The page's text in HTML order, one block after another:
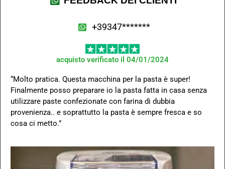
+39347*******
acquisto verificato il 04/01/2024
“Molto pratica. Questa macchina per la pasta è super!
Finalmente posso preparare io la pasta fatta in casa senza
utilizzare paste confezionate con farina di dubbia
provenienza.. e soprattutto la pasta è sempre fresca e so
cosa ci metto.”